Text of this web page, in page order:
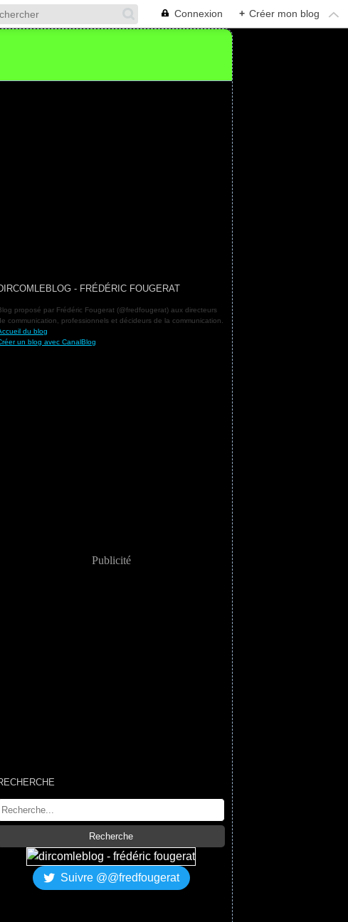
Connexion + Créer mon blog
- FRÉDÉRIC FOUGERAT
proposé par Frédéric Fougerat (@fredfougerat) aux directeurs
communication, professionnels et décideurs de la communication.
du blog
un blog avec CanalBlog
Publicité
Suivre @@fredfougerat